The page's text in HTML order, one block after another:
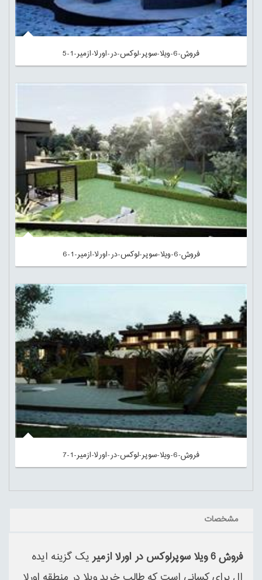
فروش-6-ویلا-سوپر-لوکس-در-اورلا-ازمیر-1-5
فروش-6-ویلا-سوپر-لوکس-در-اورلا-ازمیر-1-6
فروش-6-ویلا-سوپر-لوکس-در-اورلا-ازمیر-1-7
مشخصات
فروش 6 ویلا سوپرلوکس در اورلا ازمیر
یک گزینه ایده